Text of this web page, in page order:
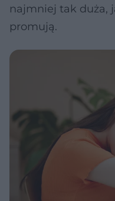
najmniej tak duża,
promują.